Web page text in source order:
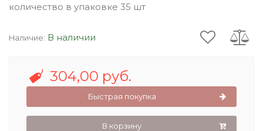
количество в упаковке 35 шт
Наличие: В наличии
304,00 руб.
Быстрая покупка
В корзину